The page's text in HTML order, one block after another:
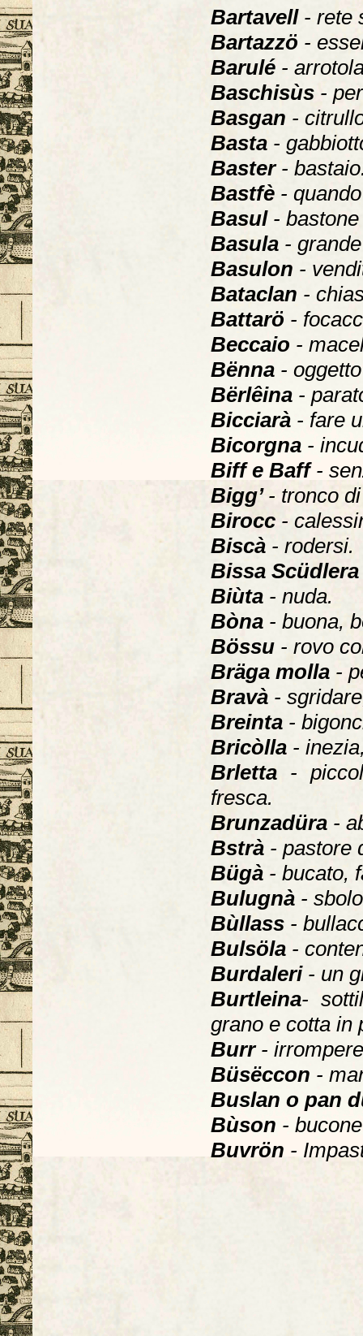
Bartavell- rete
Bartazzö -
Barulé -
Baschisùs -
Basgan -
Basta -
Baster -
Bastfè -
Basul -
Basula -
Basulon -
Bataclan -
Battarö -
Beccaio -
Bënna -
Bërlêina -
Bicciarà - fare
Bicorgna -
Biff e Baff -
Bigg’ - tronco
Birocc -
Biscà - rodersi.
Bissa
Biùta - nuda.
Bòna - buona,
Bössu - rovo
Bräga molla -
Bravà -
Breinta -
Bricòlla -
Brletta -
fresca.
Brunzadüra -
Bstrà - pastore
Bügà - bucato,
Bulugnà -
Bùllass -
Bulsöla -
Burdaleri - un
Burtleina-
grano e cotta in
Burr -
Büsëccon -
Buslan o pan
Bùson -
Buvrön -